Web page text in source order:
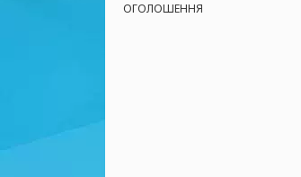
ОГОЛОШЕННЯ